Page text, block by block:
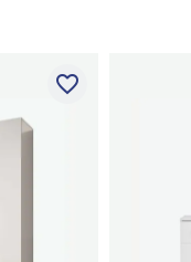
favorite_border